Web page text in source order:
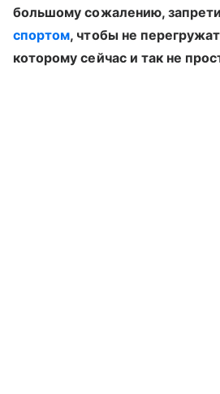
большому сожалению,
спортом, чтобы не
которому сейчас и так не